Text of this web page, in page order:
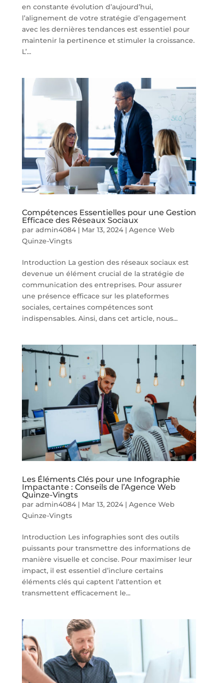
en constante évolution d’aujourd’hui,
l’alignement de votre stratégie d’engagement
avec les dernières tendances est essentiel pour
maintenir la pertinence et stimuler la croissance.
L’...
Compétences Essentielles pour une Gestion
Efficace des Réseaux Sociaux
par admin4084| Mar 13, 2024| Agence Web
Quinze-Vingts
Introduction La gestion des réseaux sociaux est
devenue un élément crucial de la stratégie de
communication des entreprises. Pour assurer
une présence efficace sur les plateformes
sociales, certaines compétences sont
indispensables. Ainsi, dans cet article, nous...
Les Éléments Clés pour une Infographie
Impactante : Conseils de l’Agence Web
Quinze-Vingts
par admin4084| Mar 13, 2024| Agence Web
Quinze-Vingts
Introduction Les infographies sont des outils
puissants pour transmettre des informations de
manière visuelle et concise. Pour maximiser leur
impact, il est essentiel d’inclure certains
éléments clés qui captent l’attention et
transmettent efficacement le...